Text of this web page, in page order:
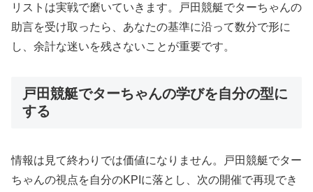
リストは実戦で磨いていきます。戸田競艇でターちゃんの
助言を受け取ったら、あなたの基準に沿って数分で形に
し、余計な迷いを残さないことが重要です。
戸田競艇でターちゃんの学びを自分の型に
する
情報は見て終わりでは価値になりません。戸田競艇でター
ちゃんの視点を自分のKPIに落とし、次の開催で再現でき